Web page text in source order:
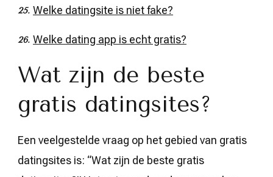
Welke datingsite is niet fake?
Welke dating app is echt gratis?
Wat zijn de beste
gratis datingsites?
Een veelgestelde vraag op het gebied van gratis
datingsites is: “Wat zijn de beste gratis